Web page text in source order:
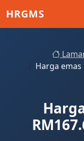
HRGMS
Harga